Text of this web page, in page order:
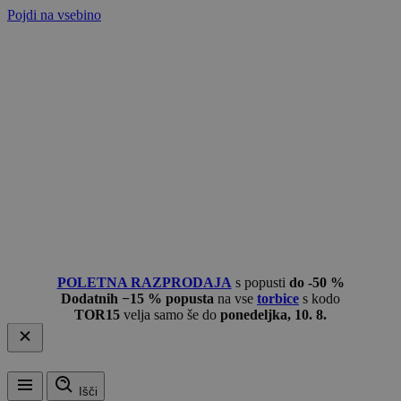
Pojdi na vsebino
POLETNA RAZPRODAJA s popusti do -50 %
Dodatnih −15 % popusta na vse torbice s kodo
TOR15 velja samo še do ponedeljka, 10. 8.
Išči